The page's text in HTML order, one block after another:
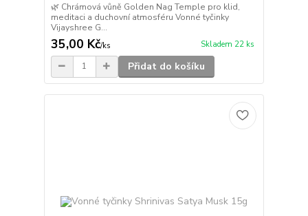
🌿 Chrámová vůně Golden Nag Temple pro klid,
meditaci a duchovní atmosféru Vonné tyčinky
Vijayshree G...
35,00 Kč/ks Skladem 22 ks
Přidat do košíku